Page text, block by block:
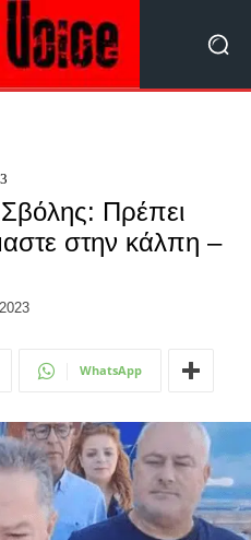
Πρέπει
στην κάλπη –
WhatsApp